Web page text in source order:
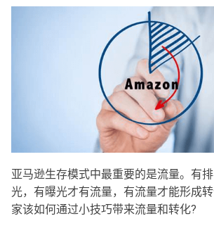
亚马逊生存模式中最重要的是流量。有
光，有曝光才有流量，有流量才能形成
家该如何通过小技巧带来流量和转化?